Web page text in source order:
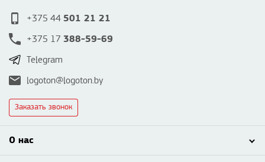
+375 44 501 21 21
+375 17 388-59-69
Telegram
logoton@logoton.by
Заказать звонок
О нас